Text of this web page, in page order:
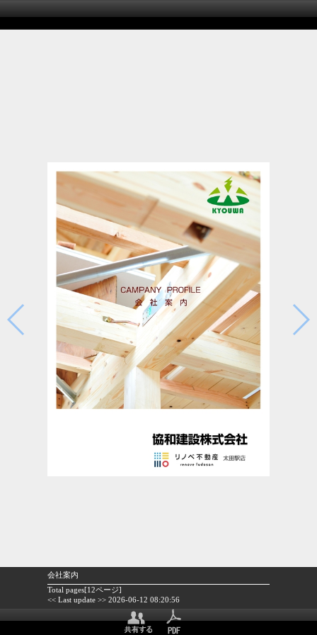
会社案内
Total pages[12ページ]
<< Last update >> 2026-06-12 08:20:56